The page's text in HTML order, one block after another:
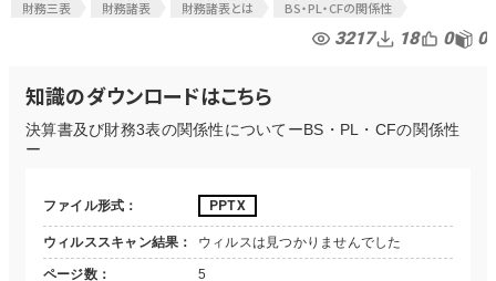
財務三表
財務諸表 財務諸表とは BS・PL・CFの関係性
3217 18 0 0
知識のダウンロードはこちら
決算書及び財務3表の関係性についてーBS・PL・CFの関係性
ー
ファイル形式 PPTX
ウィルススキャン結果 ウィルスは見つかりませんでした
ページ数 5